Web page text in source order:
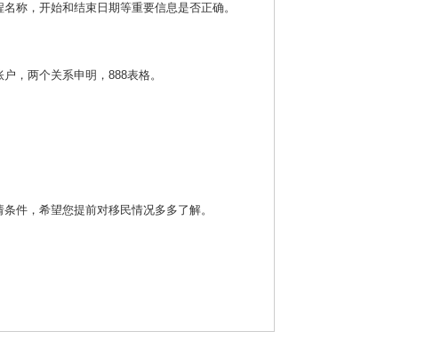
称，开始和结束日期等重要信息是否正确。
，两个关系申明，888表格。
件，希望您提前对移民情况多多了解。